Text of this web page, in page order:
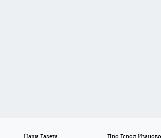
Наша Газета Про Город Иваново